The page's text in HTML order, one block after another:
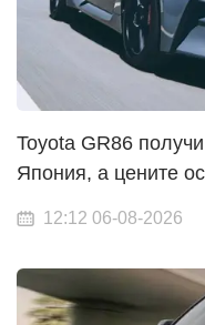
Toyota GR86
Япония, а цените
12:12 06-08-2026